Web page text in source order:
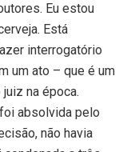
Eu estou
Está
interrogatório
um ato – que é um
na época.
absolvida pelo
não havia